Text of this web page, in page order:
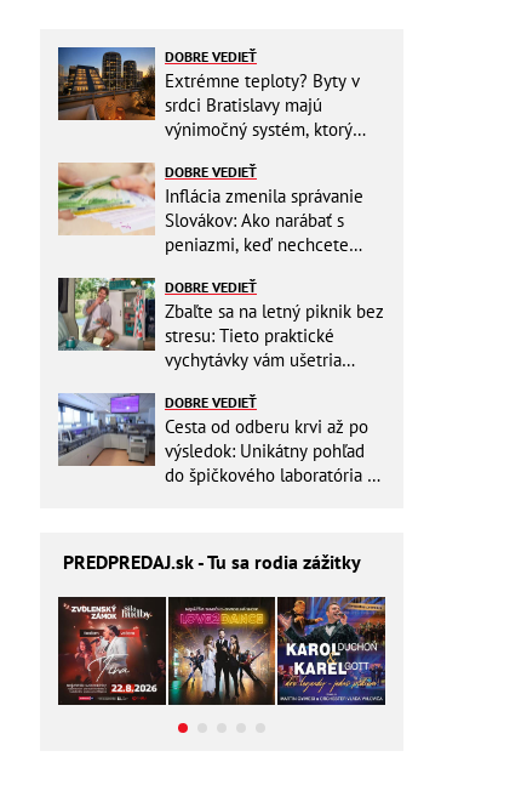
DOBRE VEDIEŤ
Extrémne teploty? Byty v
srdci Bratislavy majú
výnimočný systém, ktorý
DOBRE VEDIEŤ
Inflácia zmenila správanie
Slovákov: Ako narábať s
peniazmi, keď nechcete
DOBRE VEDIEŤ
Zbaľte sa na letný piknik bez
stresu: Tieto praktické
vychytávky vám ušetria
DOBRE VEDIEŤ
Cesta od odberu krvi až po
výsledok: Unikátny pohľad
do špičkového laboratória na
PREDPREDAJ.sk - Tu sa rodia zážitky